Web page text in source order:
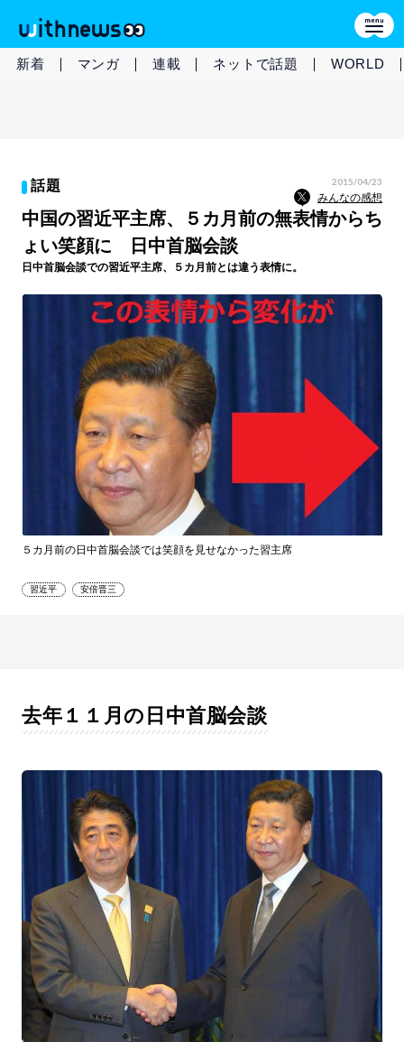
新着 マンガ 連載 ネットで話題 WORLD
話題 2015/04/23
みんなの感想
中国の習近平主席、５カ月前の無表情からち
ょい笑顔に 日中首脳会談
日中首脳会談での習近平主席、５カ月前とは違う表情に。
５カ月前の日中首脳会談では笑顔を見せなかった習主席
習近平 安倍晋三
去年１１月の日中首脳会談